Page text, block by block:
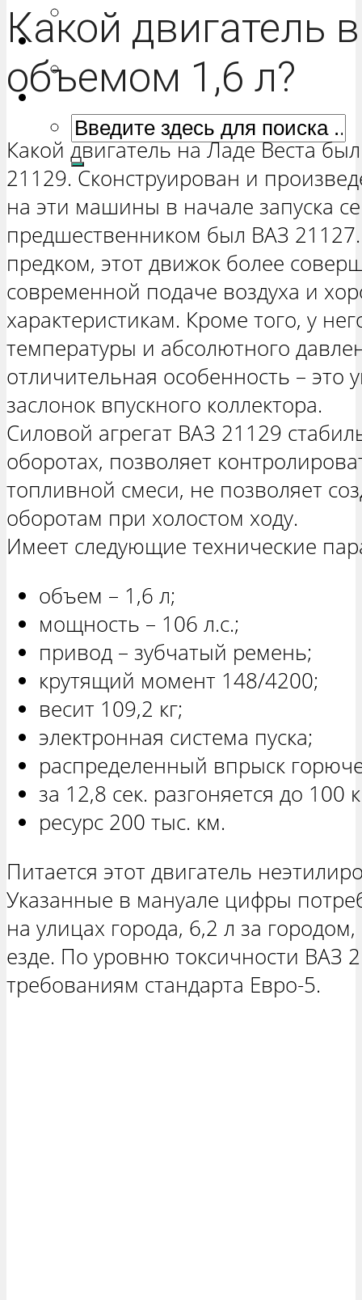
РЕМОНТ ВАЗ 1111 «ОКА»
Ларгус
РЕМОНТ ЛАДА ЛАРГУС
Какой двигатель
объемом 1,6 л?
Какой двигатель на Ладе Веста
21129. Сконструирован и
на эти машины в начале запуска
предшественником был ВАЗ
предком, этот движок более
современной подаче воздуха и
характеристикам. Кроме того, у
температуры и абсолютного
отличительная особенность – это
заслонок впускного коллектора.
Силовой агрегат ВАЗ 21129
оборотах, позволяет
топливной смеси, не позволяет
оборотам при холостом ходу.
Имеет следующие технические
объем – 1,6 л;
мощность – 106 л.с.;
привод – зубчатый ремень;
крутящий момент 148/4200;
весит 109,2 кг;
электронная система пуска;
распределенный впрыск
за 12,8 сек. разгоняется до 100
ресурс 200 тыс. км.
Питается этот двигатель
Указанные в мануале цифры
на улицах города, 6,2 л за
езде. По уровню токсичности ВАЗ
требованиям стандарта Евро-5.